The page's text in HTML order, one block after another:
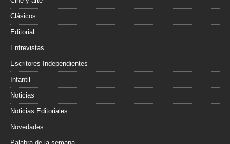
Clásicos
Editorial
Entrevistas
Escritores Independientes
Infantil
Noticias
Noticias Editoriales
Novedades